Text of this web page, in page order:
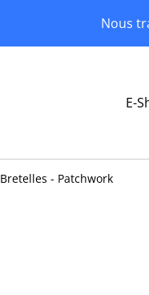
Nous
E-
Bretelles - Patchwork